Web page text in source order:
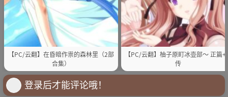
【PC/云翻】在昏暗作祟的森林里（2部
合集）
【PC/云翻】柚子原町冰壶部～ 正篇+
传
登录后才能评论哦！